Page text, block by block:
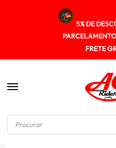
5% DE
FRETE
Início / SUPORTE DE BAU Suporte Baú